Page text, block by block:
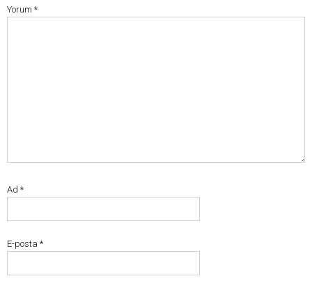
Yorum *
Ad *
E-posta *